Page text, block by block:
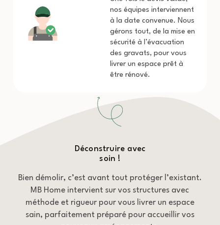
nos équipes interviennent
à la date convenue. Nous
gérons tout, de la mise en
sécurité à l’évacuation
des gravats, pour vous
livrer un espace prêt à
être rénové.
Déconstruire avec
soin !
Bien démolir, c’est avant tout protéger l’existant.
MB Home intervient sur vos structures avec
méthode et rigueur pour vous livrer un espace
sain, parfaitement préparé pour accueillir vos